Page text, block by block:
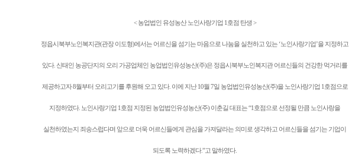
< 농업법인 유성농산 노인사랑기업 1호점 탄생 >
정읍시북부노인복지관(관장 이도형)에서는 어르신을 섬기는 마음으로 나눔을 실천하고 있는 ‘노인사랑기업’을 지정하고
있다. 신태인 농공단지의 오리 가공업체인 농업법인유성농산(주)은 정읍시북부노인복지관 어르신들의 건강한 먹거리를
제공하고자 8월부터 오리고기를 후원해 오고 있다. 이에 지난 10월 7일 농업법인유성농산(주)을 노인사랑기업 1호점으로
지정하였다. 노인사랑기업 1호점 지정된 농업법인유성농산(주) 이춘길 대표는 “1호점으로 선정될 만큼 노인사랑을
실천하였는지 죄송스럽다며 앞으로 더욱 어르신들에게 관심을 가져달라는 의미로 생각하고 어르신들을 섬기는 기업이
되도록 노력하겠다.”고 말하였다.